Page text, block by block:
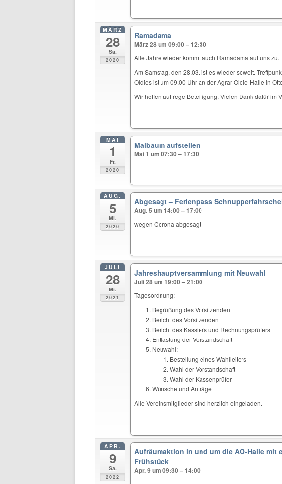
MÄRZ
28
Sa.
2020
Ramadama
März 28 um 09:00 – 12:30
Alle Jahre wieder kommt auch Ramadama auf uns zu.
Am Samstag, den 28.03. ist es wieder soweit.
Oldies ist um 09.00 Uhr an der Agrar-Oldie-Halle in
Wir hoffen auf rege Beteiligung. Vielen Dank dafür im
MAI
1
Fr.
2020
Maibaum aufstellen
Mai 1 um 07:30 – 17:30
AUG.
5
Mi.
2020
Abgesagt – Ferienpass
Aug. 5 um 14:00 – 17:00
wegen Corona abgesagt
JULI
28
Mi.
2021
Jahreshauptversammlung mit Neuwahl
Juli 28 um 19:00 – 21:00
Tagesordnung:
Begrüßung des Vorsitzenden
Bericht des Vorsitzenden
Bericht des Kassiers und Rechnungsprüfers
Entlastung der Vorstandschaft
Neuwahl:
Bestellung eines Wahlleiters
Wahl der Vorstandschaft
Wahl der Kassenprüfer
Wünsche und Anträge
Alle Vereinsmitglieder sind herzlich eingeladen.
APR.
9
Sa.
2022
Aufräumaktion in und um die AO-Halle mit
Frühstück
Apr. 9 um 09:30 – 14:00